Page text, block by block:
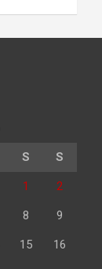
S S
1 2
8 9
15 16